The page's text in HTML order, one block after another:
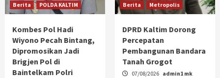
Berita POLDA KALTIM
Kombes Pol Hadi
Wiyono Pecah Bintang,
Dipromosikan Jadi
Brigjen Pol di
Baintelkam Polri
Berita Metropolis
DPRD Kaltim Dorong
Percepatan
Pembangunan Bandara
Tanah Grogot
07/08/2026 admin1 mk